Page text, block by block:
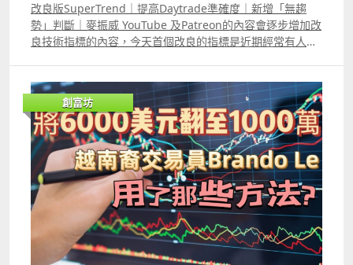
改良版SuperTrend｜提高Daytrade準確度｜新增「無趨
勢」判斷｜麥振威 YouTube 及Patreon的內容會逐步增加改
良技術指標的內容，今天首個改良的指標是近期經常有人問
MACD5,35,7等等，這種模式的改良根本效果不大，因為開
市後市場波幅在改變，而所用的參數仍然不變，那根本沒有
作用。 SuperTrend的缺點是在市場窄幅波動時假訊號太
多，在市場突然大幅波動時訊號又滯後。影片介紹了用K
Means來優化SuperTrend計算公式中的ATR，同時在留言
區已給了大家相關的代碼。 不過這部份只能作參考，因為只
優化公式中的ATR是不足夠的，代碼只提供給大家學習K
Means的寫法。 真正的改良版需要同時根據即市的波幅優
化SuperTrend的multiplier，在Patreon及YouTube高級會
員的片中我們有講解改良的原理，以及改良版的
SuperTrend經已推出，Patreon會員可以選擇使用。
創富坊